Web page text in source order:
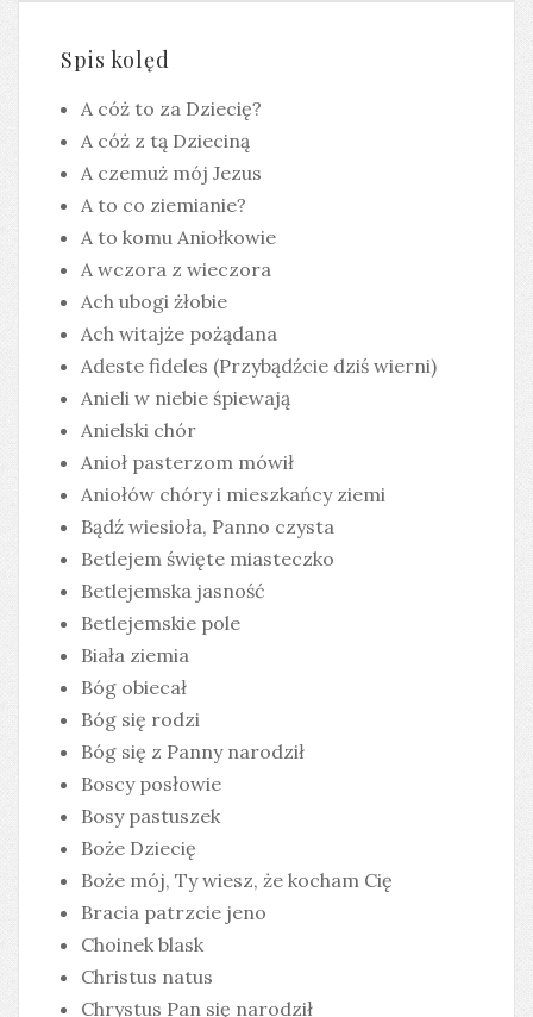
Spis kolęd
A cóż to za Dziecię?
A cóż z tą Dzieciną
A czemuż mój Jezus
A to co ziemianie?
A to komu Aniołkowie
A wczora z wieczora
Ach ubogi żłobie
Ach witajże pożądana
Adeste fideles (Przybądźcie dziś wierni)
Anieli w niebie śpiewają
Anielski chór
Anioł pasterzom mówił
Aniołów chóry i mieszkańcy ziemi
Bądź wiesioła, Panno czysta
Betlejem święte miasteczko
Betlejemska jasność
Betlejemskie pole
Biała ziemia
Bóg obiecał
Bóg się rodzi
Bóg się z Panny narodził
Boscy posłowie
Bosy pastuszek
Boże Dziecię
Boże mój, Ty wiesz, że kocham Cię
Bracia patrzcie jeno
Choinek blask
Christus natus
Chrystus Pan się narodził